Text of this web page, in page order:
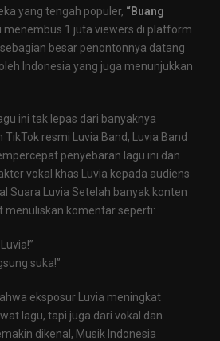
yang tengah populer, “Buang
menembus 1 juta viewers di platform
besar penontonnya datang
Indonesia yang juga menunjukkan
ini tak lepas dari banyaknya
TikTok resmi Luvia Band, Luvia Band
penyebaran lagu ini dan
vokal khas Luvia kepada audiens
Suara Luvia Setelah banyak konten
menuliskan komentar seperti:
suka!”
eksposur Luvia meningkat
lagu, tapi juga dari vokal dan
dikenal, Musik Indonesia